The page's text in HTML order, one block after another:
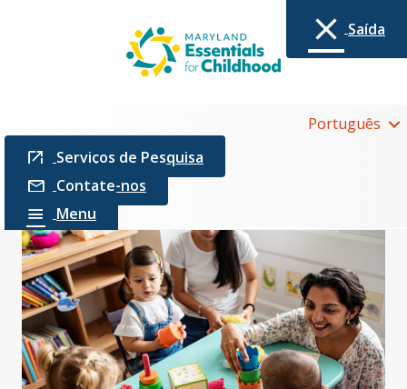
Português
Serviços de Pesquisa
Contate-nos
Menu
Saída